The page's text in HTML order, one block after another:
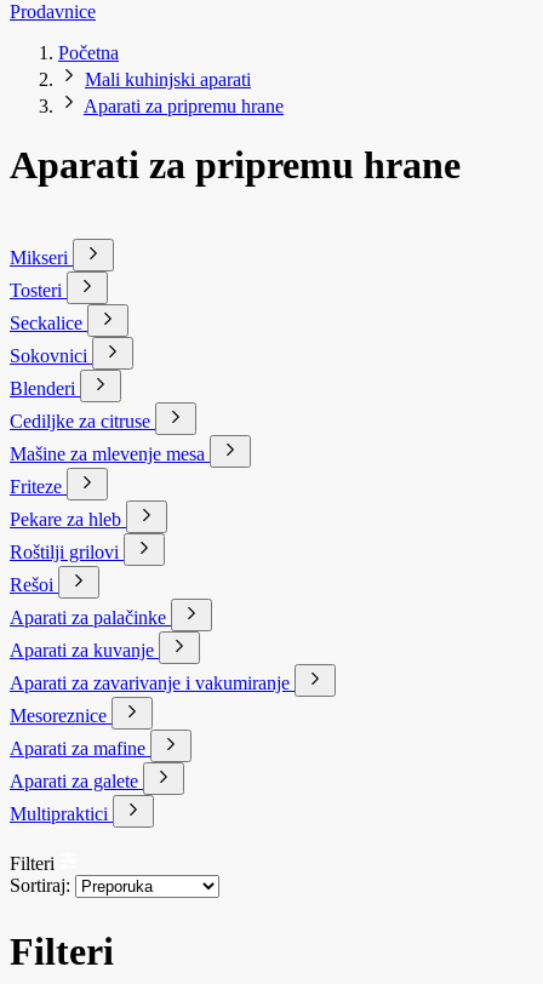
Prodavnice
Početna
Mali kuhinjski aparati
Aparati za pripremu hrane
Aparati za pripremu hrane
Mikseri
Tosteri
Seckalice
Sokovnici
Blenderi
Cediljke za citruse
Mašine za mlevenje mesa
Friteze
Pekare za hleb
Roštilji grilovi
Rešoi
Aparati za palačinke
Aparati za kuvanje
Aparati za zavarivanje i vakumiranje
Mesoreznice
Aparati za mafine
Aparati za galete
Multipraktici
Filteri
Sortiraj:
Filteri